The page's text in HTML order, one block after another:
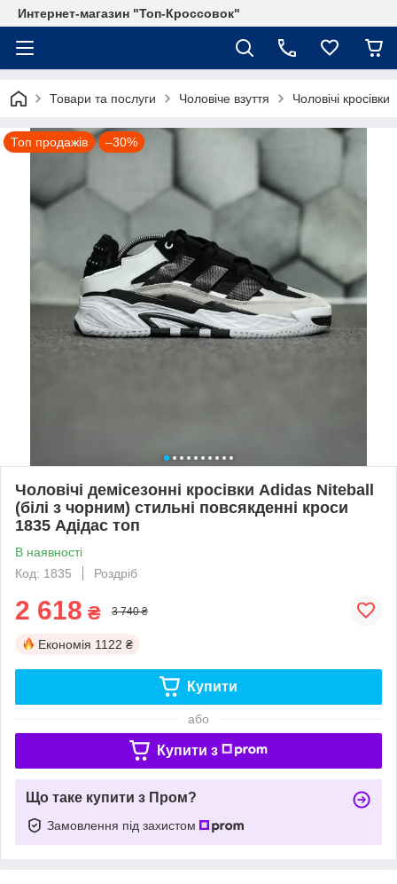
Интернет-магазин "Топ-Кроссовок"
Товари та послуги Чоловіче взуття Чоловічі кросівки
Топ продажів –30%
Чоловічі демісезонні кросівки Adidas Niteball
(білі з чорним) стильні повсякденні кроси
1835 Адідас топ
В наявності
Код: 1835
Роздріб
2 618 ₴ 3 740 ₴
Економія 1122 ₴
Купити
або
Купити з
Що таке купити з Пром?
Замовлення під захистом